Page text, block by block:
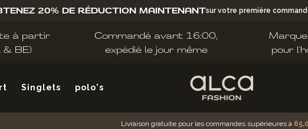
20% DE RÉDUCTION MAINTENANTsur votre première
à partir
BE)
Commandé avant 16:00,
expédié le jour même
pour
Singlets polo's
Livraison gratuite pour les commandes supérieures à